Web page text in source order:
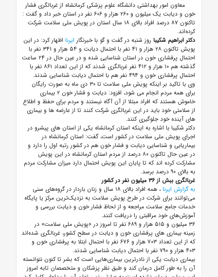
معاون امور بهداشتی دانشگاه علوم پزشکی کرمانشاه از غربالگری فشار
خون و دیابت یک میلیون و ۲۶۰ هزار و ۶۰۶ نفر در استان خبر داد و گفت :
تاکنون ۸۷ درصد افراد بالای ۱۸ سال استان در پویش ملی سلامت شرکت
کرده‌اند.
دکتر ابراهیم شکیبا روز شنبه در گفت و گو با خبرنگار ایرنا اظهار کرد: در این
پویش تاکنون ۲۸ هزار و ۴۱ نفر با احتمال دیابت و ۵۴ هزار و ۳۴۱ نفر با
احتمال پرفشاری خون در استان شناسایی شده و در عین حال در ۲۴ ساعت
گذشته هم ۱۰ هزار و ۴۱۲ نفر غربالگری شدند که از این تعداد ۸۶۱ نفر با
احتمال پرفشاری خون و ۴۹۴ نفر هم با احتمال دیابت شناسایی شدند.
وی با تاکید بر اینکه پویش ملی سلامت تا ۳۰ دی ماه به صورت رایگان
برای همه مردم انجام می شود، افزود: دیابت و فشار خون ۲ بیماری
خاموش هستند که افراد مبتلا از آن آگاه نیستند و مردم برای حفظ و اطلاع
از سلامتی خود باید در این غربالگری شرکت کنند تا از عارضه ها و بیماری
های آینده خود جلوگیری کنند.
دکتر شکیبا با اشاره به اینکه استان کرمانشاه یکی از استان های پیشرو در
اجرای پویش ملی سلامت در کشور است، گفت: استان کرمانشاه در
بیماریابی و شناسایی دیابت و فشار خون هم در کشور رتبه اول را دارد و
در عین حال تاکنون ۸۰ درصد از مردم استان کرمانشاه در این پویش
مشارکت کرده اند که تا پایان این پویش احتمال دارد میزان مشارکت مردم
به بالای ۹۰ درصد برسد.
غربالگری ببش از ۳۶ میلیون نفر در کشور
به گزارش ایرنا
، همه‌ افراد بالای ۱۸ سال و زنان باردار در گروه‌های سنی
می‌توانند برای شرکت در طرح پویش سلامت به نزدیک‌ترین مرکز یا پایگاه
خدمات جامع سلامت مراجعه و از لحاظ فشار خون و دیابت بررسی و
آموزش‌های خود مراقبتی را دریافت کنند.
۳۶ میلیون و ۵۱۵ هزار و ۶۸۹ نفر تا امروز در «پویش ملی سلامت» در
زمینه بیماری های پرفشاری خون و دیابت در سطح کشور، غربالگری شده‌اند
که از این تعداد ۷۰۳ هزار و ۶۷۶ نفر با احتمال ابتلا به پرفشاری خون و
۴۰۳ هزار و ۷۹۰ نفر با احتمال دیابت شناسایی شدند.
بیماری دیابت یکی از نادرترین بیماری‌هایی است که بشر تا کنون نتوانسته
آن را به طور کامل درمان کند و طبق نظر پزشکان و متخصصان تابه امروز